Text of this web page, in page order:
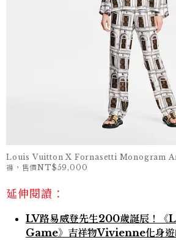
Louis Vuitton X Fornasetti Monogram
褲，售價NT$59,000
延伸閱讀：
LV路易威登先生200歲誕辰！
Game》吉祥物Vivienne化身遊